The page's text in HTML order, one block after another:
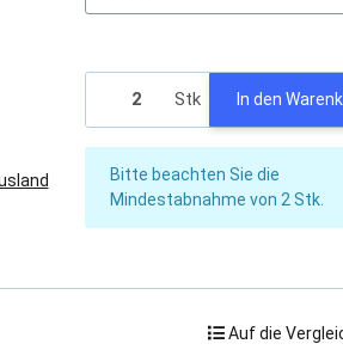
Stk In den
x
Bitte beachten Sie die
Mindestabnahme von 2 Stk.
Auf die